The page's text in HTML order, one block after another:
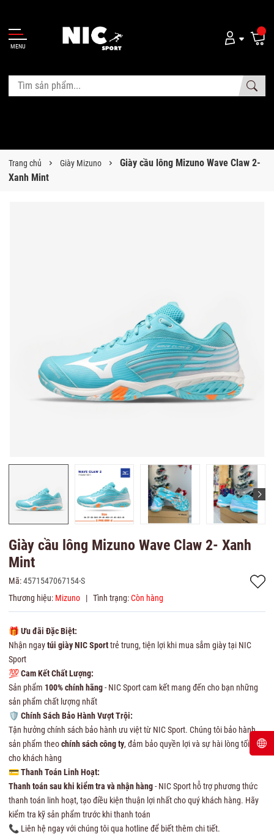
MENU
Trang chủ Giày Mizuno
Giày cầu lông Mizuno Wave Claw 2-
Xanh Mint
Giày cầu lông Mizuno Wave Claw 2- Xanh
Mint
Mã:4571547067154-S
Thương hiệu: Mizuno | Tình trạng:Còn hàng
🎁 Ưu đãi Đặc Biệt:
Nhận ngaytúi giày NIC Sporttrẻ trung, tiện lợi khi mua sắm giày tại NIC
Sport
💯Cam Kết Chất Lượng:
Sản phẩm 100% chính hãng- NIC Sport cam kết mang đến cho bạn những
sản phẩm chất lượng nhất
🛡 Chính Sách Bảo Hành Vượt Trội:
Tận hưởng chính sách bảo hành ưu việt từ NIC Sport. Chúng tôi bảo hành
sản phẩm theochính sách công ty, đảm bảo quyền lợi và sự hài lòng tối đa
cho khách hàng
💳Thanh Toán Linh Hoạt:
Thanh toán sau khi kiểm tra và nhận hàng- NIC Sport hỗ trợ phương thức
thanh toán linh hoạt, tạo điều kiện thuận lợi nhất cho quý khách hàng. Hãy
kiểm tra kỹ sản phẩm trước khi thanh toán
📞 Liên hệ ngay với chúng tôi qua hotline để biết thêm chi tiết.